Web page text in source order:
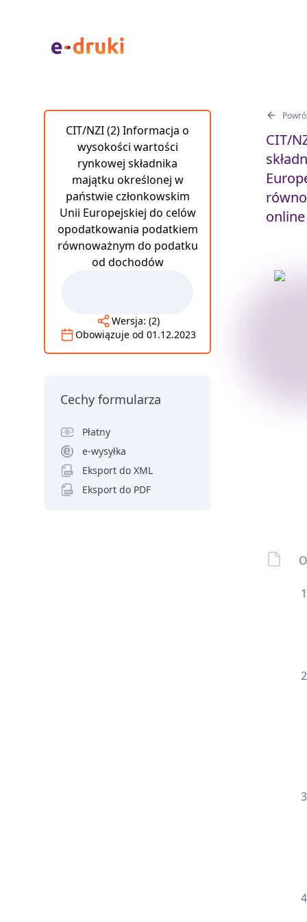
CIT/
online
CIT/NZI (2) Informacja o
wysokości wartości
rynkowej składnika
majątku określonej w
państwie członkowskim
Unii Europejskiej do celów
opodatkowania podatkiem
równoważnym do podatku
od dochodów
Wersja: (2)
Obowiązuje od 01.12.2023
Cechy formularza
Płatny
e-wysyłka
Eksport do XML
Eksport do PDF